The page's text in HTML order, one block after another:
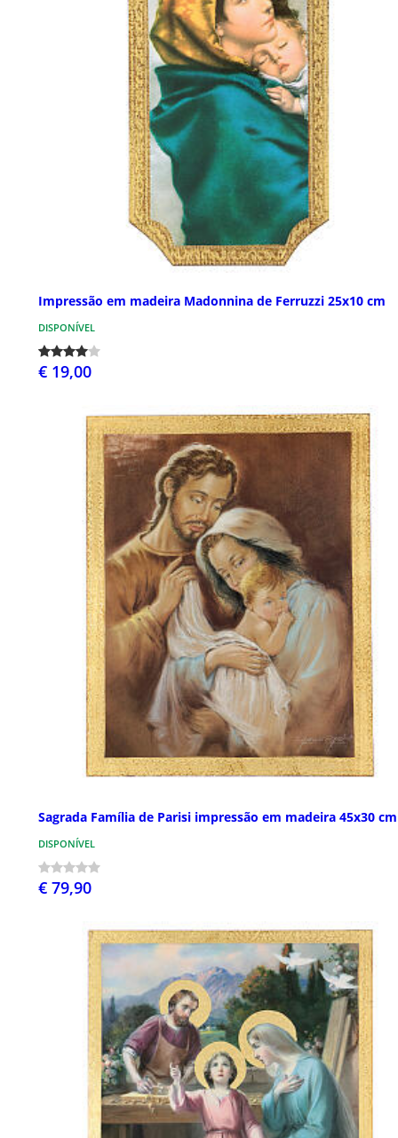
Impressão em madeira Madonnina de Ferruzzi 25x10 cm
DISPONÍVEL
€ 19,00
Sagrada Família de Parisi impressão em madeira 45x30 cm
DISPONÍVEL
€ 79,90